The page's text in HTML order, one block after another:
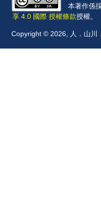
本著作係
享 4.0 國際 授權條款授權。
Copyright © 2026, 人．山川